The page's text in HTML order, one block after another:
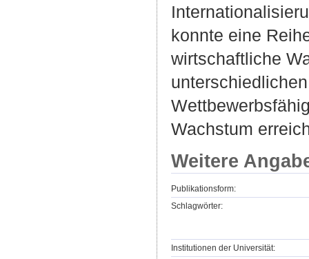
konnte eine
wirtschaftliche
Wachstum
Weitere
Publikationsform:
Schlagwörter:
Institutionen der Universität: